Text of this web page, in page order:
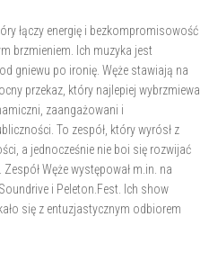
łączy energię i bezkompromisowość
brzmieniem. Ich muzyka jest
gniewu po ironię. Węże stawiają na
przekaz, który najlepiej wybrzmiewa
zaangażowani i
To zespół, który wyrósł z
a jednocześnie nie boi się rozwijać
Węże występował m.in. na
i Peleton.Fest. Ich show
się z entuzjastycznym odbiorem